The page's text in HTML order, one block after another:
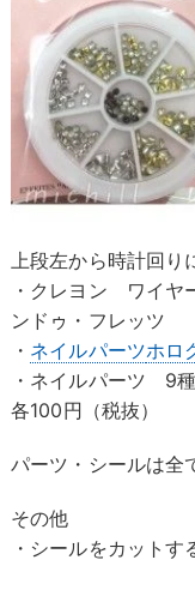
上段左から時計回り
・クレヨン ワイヤ
ンドゥ・フレッツ
・ ネイルパーツホロ
・ネイルパーツ 9
各100円（税抜）
パーツ・シールは全
その他
・シールをカット